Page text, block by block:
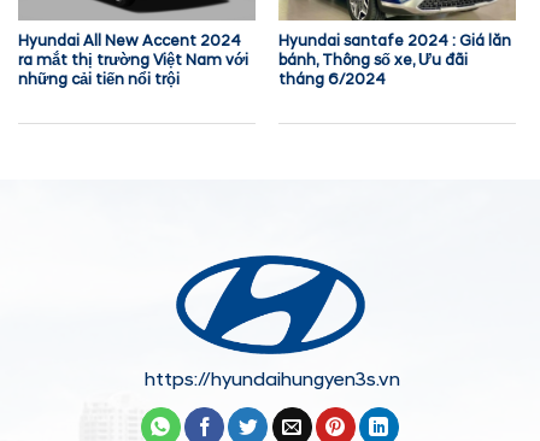
Hyundai All New Accent 2024
ra mắt thị trường Việt Nam với
những cải tiến nổi trội
Hyundai santafe 2024 : Giá lăn
bánh, Thông số xe, Ưu đãi
tháng 6/2024
https://hyundaihungyen3s.vn